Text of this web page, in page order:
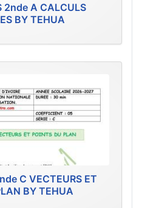
2nde A CALCULS
BY TEHUA
C VECTEURS ET
BY TEHUA